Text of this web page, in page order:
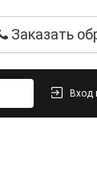
Заказать
Вход